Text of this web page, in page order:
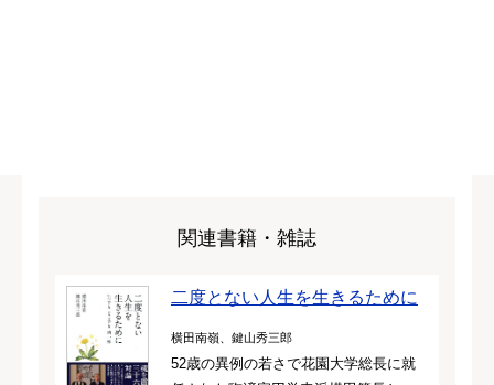
関連書籍・雑誌
二度とない人生を生きるために
横田南嶺、鍵山秀三郎
52歳の異例の若さで花園大学総長に就